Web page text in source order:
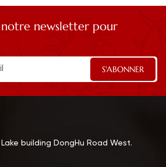
newsletter pour
Lake building DongHu Road West.